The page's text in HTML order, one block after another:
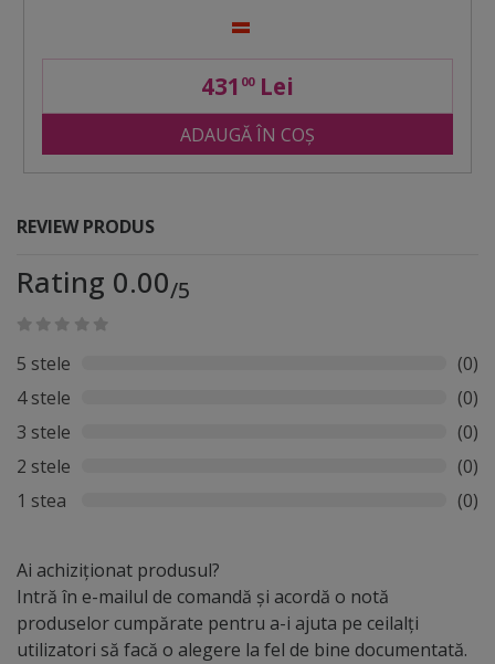
431 00Lei
ADAUGĂ ÎN COȘ
REVIEW PRODUS
Rating 0.00/5
5 stele
(0)
4 stele
(0)
3 stele
(0)
2 stele
(0)
1 stea
(0)
Ai achiziționat produsul?
Intră în e-mailul de comandă și acordă o notă
produselor cumpărate pentru a-i ajuta pe ceilalți
utilizatori să facă o alegere la fel de bine documentată.